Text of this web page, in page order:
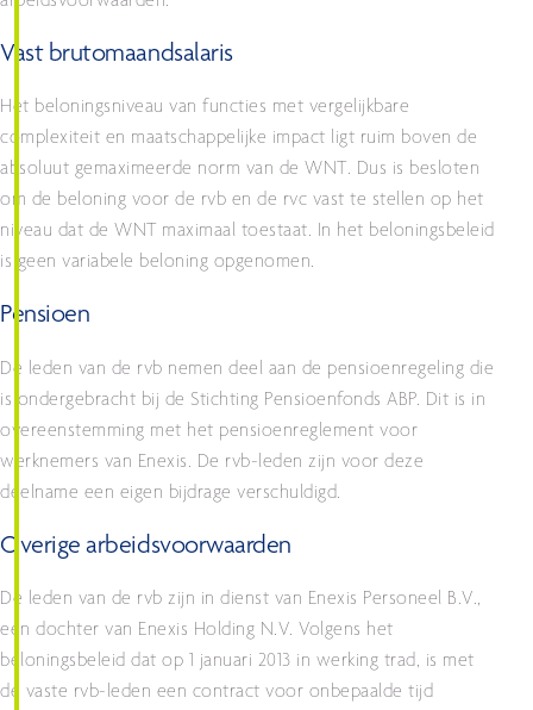
Vast brutomaandsalaris
Het beloningsniveau van functies met vergelijkbare
complexiteit en maatschappelijke impact ligt ruim boven de
absoluut gemaximeerde norm van de WNT. Dus is besloten
om de beloning voor de rvb en de rvc vast te stellen op het
niveau dat de WNT maximaal toestaat. In het beloningsbeleid
is geen variabele beloning opgenomen.
Pensioen
De leden van de rvb nemen deel aan de pensioenregeling die
is ondergebracht bij de Stichting Pensioenfonds ABP. Dit is in
overeenstemming met het pensioenreglement voor
werknemers van Enexis. De rvb-leden zijn voor deze
deelname een eigen bijdrage verschuldigd.
Overige arbeidsvoorwaarden
De leden van de rvb zijn in dienst van Enexis Personeel B.V.,
een dochter van Enexis Holding N.V. Volgens het
beloningsbeleid dat op 1 januari 2013 in werking trad, is met
de vaste rvb-leden een contract voor onbepaalde tijd